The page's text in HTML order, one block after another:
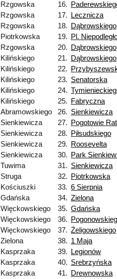
Rzgowska
16.
Rzgowska
17. Lecznicza
Rzgowska
18. Dąbrowskiego
Piotrkowska
19. Pl.
Rzgowska
20. Dąbrowskiego
Kilińskiego
21. Dąbrowskiego
Kilińskiego
22.
Kilińskiego
23. Senatorska
Kilińskiego
24.
Kilińskiego
25. Fabryczna
Abramowskiego
26. Sienkiewicza
Sienkiewicza
27. Pogotowie
Sienkiewicza
28. Piłsudskiego
Sienkiewicza
29. Roosevelta
Sienkiewicza
30. Park
Tuwima
31. Sienkiewicza
Struga
32. Piotrkowska
Kościuszki
33. 6 Sierpnia
Gdańska
34. Zielona
Więckowskiego
35. Gdańska
Więckowskiego
36.
Więckowskiego
37. Żeligowskiego
Zielona
38. 1 Maja
Kasprzaka
39. Legionów
Kasprzaka
40. Srebrzyńska
Kasprzaka
41. Drewnowska